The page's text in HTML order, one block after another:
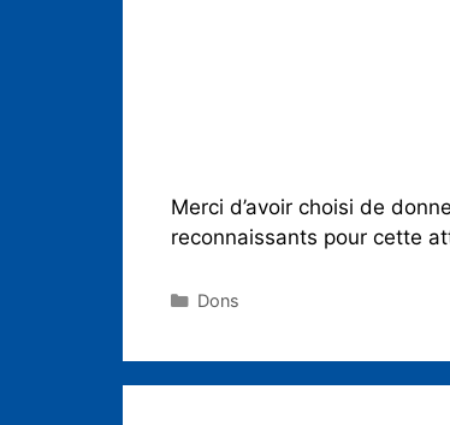
Merci d’avoir choisi de
reconnaissants pour cette
Dons